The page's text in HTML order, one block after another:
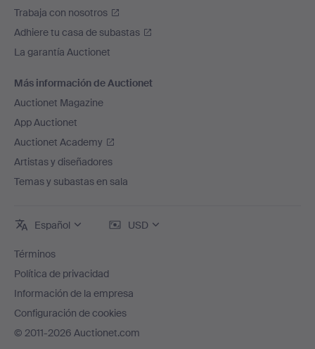
Trabaja con nosotros
Adhiere tu casa de subastas
La garantía Auctionet
Más información de Auctionet
Auctionet Magazine
App Auctionet
Auctionet Academy
Artistas y diseñadores
Temas y subastas en sala
Español USD
Términos
Política de privacidad
Información de la empresa
Configuración de cookies
© 2011-2026 Auctionet.com